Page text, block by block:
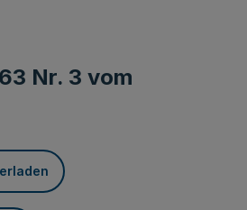
Nr. 3 vom